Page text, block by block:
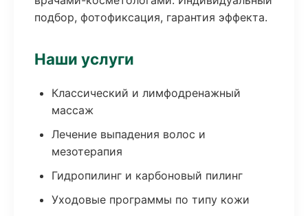
подбор, фотофиксация, гарантия эффекта.
Наши услуги
Классический и лимфодренажный
массаж
Лечение выпадения волос и
мезотерапия
Гидропилинг и карбоновый пилинг
Уходовые программы по типу кожи